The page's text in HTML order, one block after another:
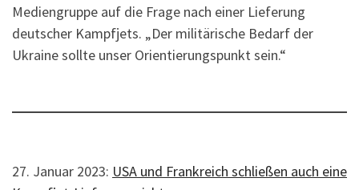
Mediengruppe auf die Frage nach einer Lieferung
deutscher Kampfjets. „Der militärische Bedarf der
Ukraine sollte unser Orientierungspunkt sein.“
27. Januar 2023: USA und Frankreich schließen auch eine